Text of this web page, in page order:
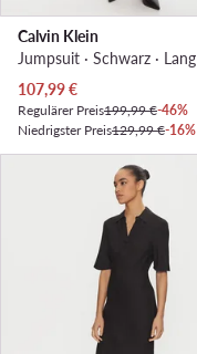
Calvin Klein
Jumpsuit · Schwarz · Lang
Aktueller Preis
107,99€
Regulärer Preis199,99 €-46%
Niedrigster Preis129,99 €-16%